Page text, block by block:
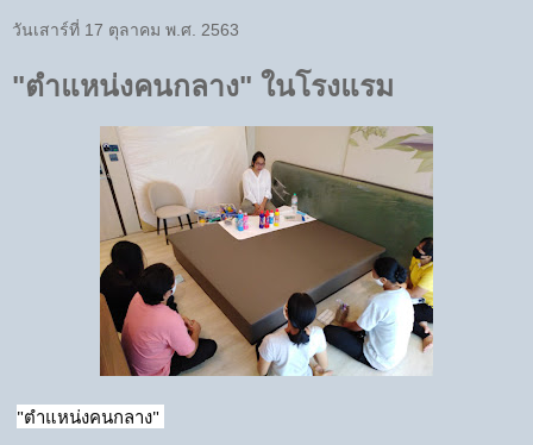
วันเสาร์ที่ 17 ตุลาคม พ.ศ. 2563
"ตำแหน่งคนกลาง" ในโรงแรม
"ตำแหน่งคนกลาง"